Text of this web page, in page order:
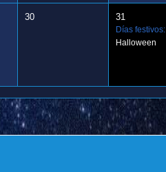
30 31
Días festivos:
Halloween